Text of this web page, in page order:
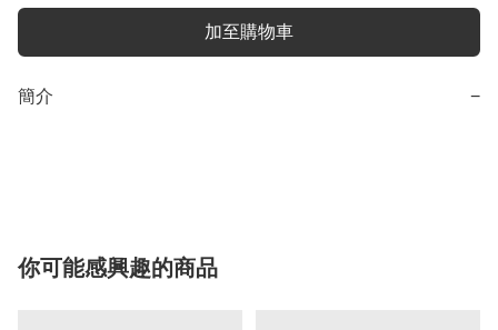
加至購物車
簡介 −
你可能感興趣的商品